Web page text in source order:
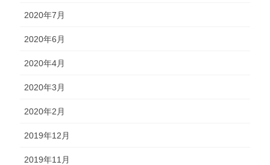
2020年7月
2020年6月
2020年4月
2020年3月
2020年2月
2019年12月
2019年11月